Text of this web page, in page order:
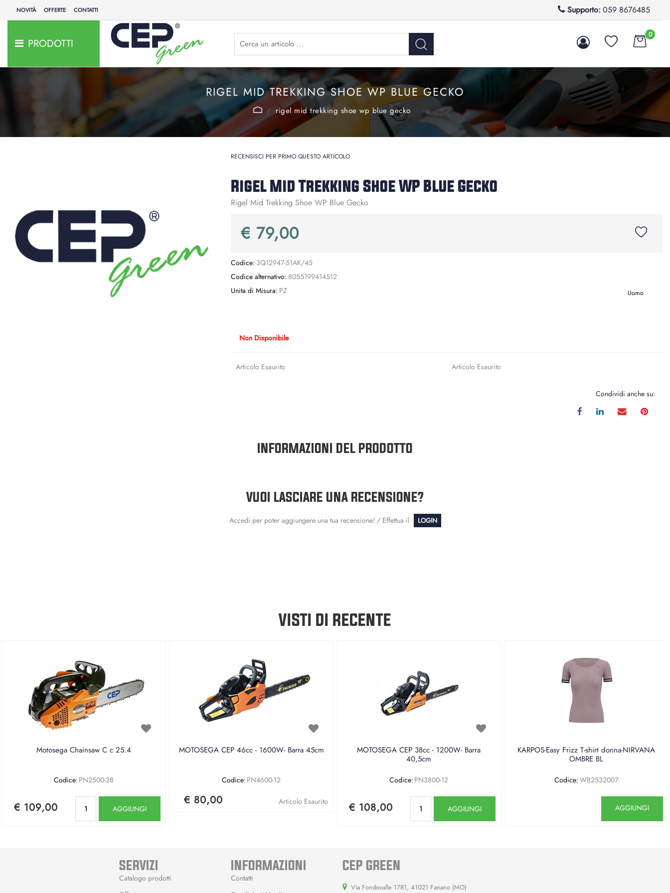
NOVITÀ OFFERTE CONTATTI Supporto: 059 8676485
PRODOTTI
0
RIGEL MID TREKKING SHOE WP BLUE GECKO
rigel mid trekking shoe wp blue gecko
RECENSISCI PER PRIMO QUESTO ARTICOLO
Rigel Mid Trekking Shoe WP Blue Gecko
Rigel Mid Trekking Shoe WP Blue Gecko
€ 79,00
Codice: 3Q12947-51AK/45
Codice alternativo: 8055199414512
Unita di Misura: PZ Uomo
Non Disponibile
Articolo Esaurito Articolo Esaurito
Condividi anche su:
INFORMAZIONI DEL PRODOTTO
VUOI LASCIARE UNA RECENSIONE?
Accedi per poter aggiungere una tua recensione! / Effettua il LOGIN
VISTI DI RECENTE
Motosega Chainsaw C c 25.4
Codice: PN2500-2B
€ 109,00 AGGIUNGI
MOTOSEGA CEP 46cc - 1600W- Barra 45cm
Codice: PN4600-12
€ 80,00 Articolo Esaurito
MOTOSEGA CEP 38cc - 1200W- Barra
40,5cm
Codice: PN3800-12
€ 108,00 AGGIUNGI
KARPOS-Easy Frizz T-shirt donna-NIRVANA
OMBRE BL
Codice: WB2532007
AGGIUNGI
SERVIZI
Catalogo prodotti
INFORMAZIONI
Contatti
CEP GREEN
Via Fondovalle 1781, 41021 Fanano (MO)